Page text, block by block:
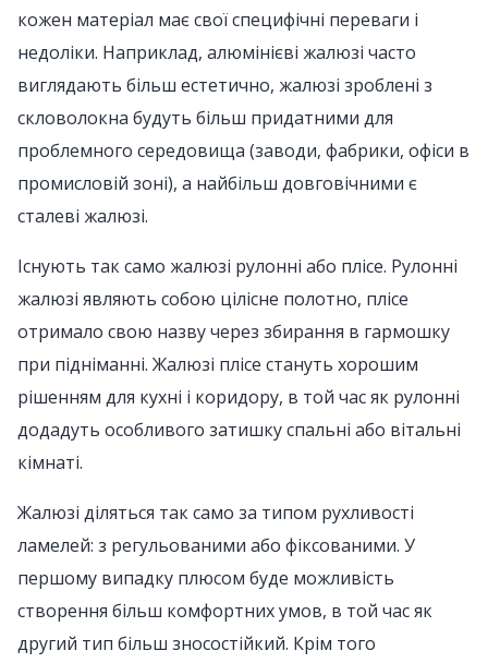
кожен матеріал має свої специфічні переваги і
недоліки. Наприклад, алюмінієві жалюзі часто
виглядають більш естетично, жалюзі зроблені з
скловолокна будуть більш придатними для
проблемного середовища (заводи, фабрики, офіси в
промисловій зоні), а найбільш довговічними є
сталеві жалюзі.
Існують так само жалюзі рулонні або плісе. Рулонні
жалюзі являють собою цілісне полотно, плісе
отримало свою назву через збирання в гармошку
при підніманні. Жалюзі плісе стануть хорошим
рішенням для кухні і коридору, в той час як рулонні
додадуть особливого затишку спальні або вітальні
кімнаті.
Жалюзі діляться так само за типом рухливості
ламелей: з регульованими або фіксованими. У
першому випадку плюсом буде можливість
створення більш комфортних умов, в той час як
другий тип більш зносостійкий. Крім того